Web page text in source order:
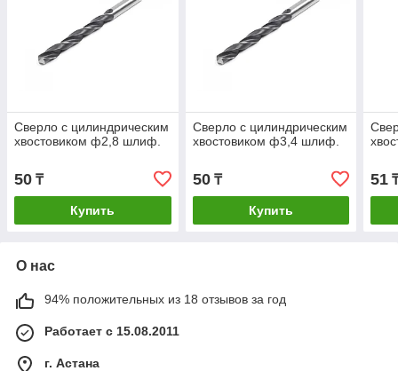
Сверло с цилиндрическим
хвостовиком ф2,8 шлиф.
50 ₸
Купить
Сверло с цилиндрическим
хвостовиком ф3,4 шлиф.
50₸
Купить
51
О нас
94% положительных из 18 отзывов за год
Работает с 15.08.2011
г. Астана